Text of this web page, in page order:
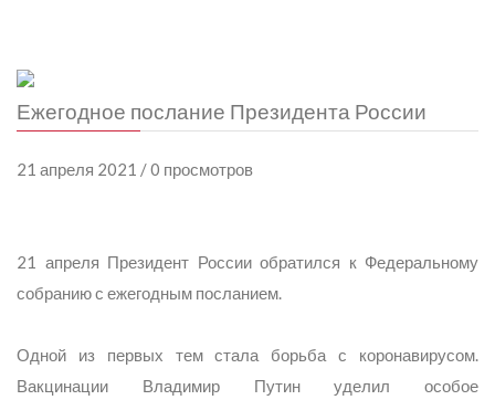
Ежегодное послание Президента России
21 апреля 2021 / 0 просмотров
21 апреля Президент России обратился к Федеральному
собранию с ежегодным посланием.
Одной из первых тем стала борьба с коронавирусом.
Вакцинации Владимир Путин уделил особое